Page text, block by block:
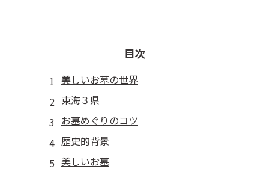
目次
美しいお墓の世界
東海３県
お墓めぐりのコツ
歴史的背景
美しいお墓